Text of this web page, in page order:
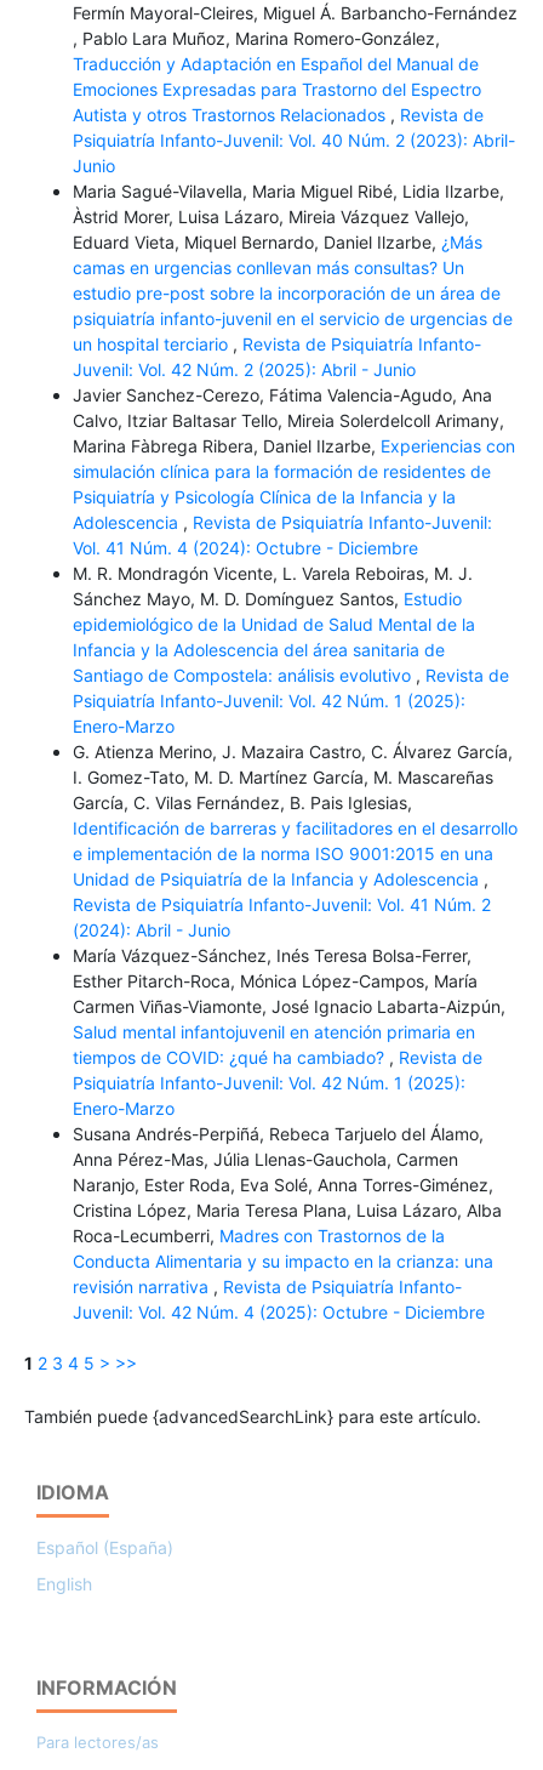
Fermín Mayoral-Cleires, Miguel Á. Barbancho-Fernández
, Pablo Lara Muñoz, Marina Romero-González,
Traducción y Adaptación en Español del Manual de
Emociones Expresadas para Trastorno del Espectro
Autista y otros Trastornos Relacionados , Revista de
Psiquiatría Infanto-Juvenil: Vol. 40 Núm. 2 (2023): Abril-
Junio
Maria Sagué-Vilavella, Maria Miguel Ribé, Lidia Ilzarbe,
Àstrid Morer, Luisa Lázaro, Mireia Vázquez Vallejo,
Eduard Vieta, Miquel Bernardo, Daniel Ilzarbe, ¿Más
camas en urgencias conllevan más consultas? Un
estudio pre-post sobre la incorporación de un área de
psiquiatría infanto-juvenil en el servicio de urgencias de
un hospital terciario , Revista de Psiquiatría Infanto-
Juvenil: Vol. 42 Núm. 2 (2025): Abril - Junio
Javier Sanchez-Cerezo, Fátima Valencia-Agudo, Ana
Calvo, Itziar Baltasar Tello, Mireia Solerdelcoll Arimany,
Marina Fàbrega Ribera, Daniel Ilzarbe, Experiencias con
simulación clínica para la formación de residentes de
Psiquiatría y Psicología Clínica de la Infancia y la
Adolescencia , Revista de Psiquiatría Infanto-Juvenil:
Vol. 41 Núm. 4 (2024): Octubre - Diciembre
M. R. Mondragón Vicente, L. Varela Reboiras, M. J.
Sánchez Mayo, M. D. Domínguez Santos, Estudio
epidemiológico de la Unidad de Salud Mental de la
Infancia y la Adolescencia del área sanitaria de
Santiago de Compostela: análisis evolutivo , Revista de
Psiquiatría Infanto-Juvenil: Vol. 42 Núm. 1 (2025):
Enero-Marzo
G. Atienza Merino, J. Mazaira Castro, C. Álvarez García,
I. Gomez-Tato, M. D. Martínez García, M. Mascareñas
García, C. Vilas Fernández, B. Pais Iglesias,
Identificación de barreras y facilitadores en el desarrollo
e implementación de la norma ISO 9001:2015 en una
Unidad de Psiquiatría de la Infancia y Adolescencia ,
Revista de Psiquiatría Infanto-Juvenil: Vol. 41 Núm. 2
(2024): Abril - Junio
María Vázquez-Sánchez, Inés Teresa Bolsa-Ferrer,
Esther Pitarch-Roca, Mónica López-Campos, María
Carmen Viñas-Viamonte, José Ignacio Labarta-Aizpún,
Salud mental infantojuvenil en atención primaria en
tiempos de COVID: ¿qué ha cambiado? , Revista de
Psiquiatría Infanto-Juvenil: Vol. 42 Núm. 1 (2025):
Enero-Marzo
Susana Andrés-Perpiñá, Rebeca Tarjuelo del Álamo,
Anna Pérez-Mas, Júlia Llenas-Gauchola, Carmen
Naranjo, Ester Roda, Eva Solé, Anna Torres-Giménez,
Cristina López, Maria Teresa Plana, Luisa Lázaro, Alba
Roca-Lecumberri, Madres con Trastornos de la
Conducta Alimentaria y su impacto en la crianza: una
revisión narrativa , Revista de Psiquiatría Infanto-
Juvenil: Vol. 42 Núm. 4 (2025): Octubre - Diciembre
1 2 3 4 5 > >>
También puede {advancedSearchLink} para este artículo.
IDIOMA
Español (España)
English
INFORMACIÓN
Para lectores/as